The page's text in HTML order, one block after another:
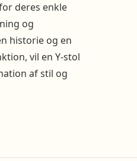
deres enkle
og
historie og en
vil en Y-stol
af stil og